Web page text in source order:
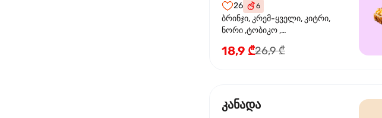
26 6
ბრინჯი, კრემ-ყველი, კიტრი,
ნორი ,ტობიკო ,
სეზამი, ტერიაკის სოუსი
18,9 ₾26,9 ₾
კანადა